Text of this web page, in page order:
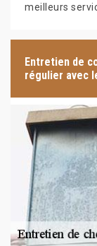
meilleurs
Entretien de
régulier avec